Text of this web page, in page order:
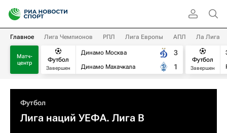
Главное Лига Чемпионов РПЛ Лига Европы АПЛ Ла Лига
Матч-
центр
Футбол
Завершен
Динамо Москва
Динамо Махачкала
3
1
Футбол
Завершен
Футбол
Лига наций УЕФА. Лига B